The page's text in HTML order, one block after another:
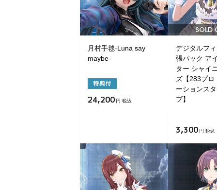
月村手毬-Luna say
maybe-
24,200 円 税込
SOLD
デジタルフ
張パック ア
ター シャイ
ズ【283プロ
ーションス
ブ】
3,300 円 税込